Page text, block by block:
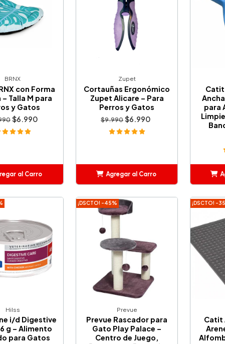
BRNX
con Forma
– Talla M para
y Gatos
$6.990
al Carro
Zupet
Cortauñas Ergonómico
Zupet Alicare – Para
Perros y Gatos
$9.990$6.990
Agregar al Carro
Catit
para
Hilss
i/d Digestive
g – Alimento
para Gatos
¡DSCTO! -45%
Prevue
Prevue Rascador para
Gato Play Palace –
Centro de Juego,
¡DSCTO! -
Catit